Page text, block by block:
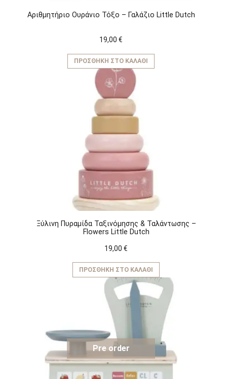
Αριθμητήριο Ουράνιο Τόξο – Γαλάζιο Little Dutch
19,00 €
ΠΡΟΣΘΉΚΗ ΣΤΟ ΚΑΛΆΘΙ
Ξύλινη Πυραμίδα Ταξινόμησης & Ταλάντωσης –
Flowers Little Dutch
19,00 €
ΠΡΟΣΘΉΚΗ ΣΤΟ ΚΑΛΆΘΙ
Pre order